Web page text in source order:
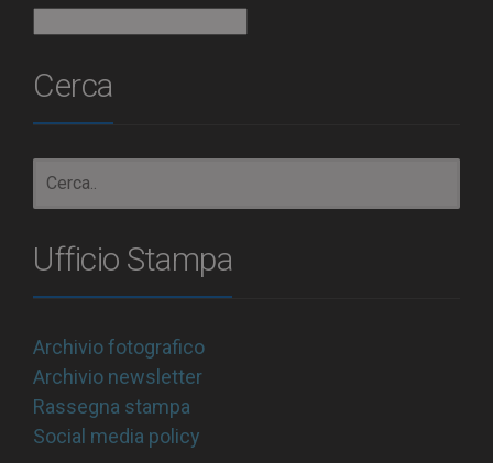
Cerca
Ufficio Stampa
Archivio fotografico
Archivio newsletter
Rassegna stampa
Social media policy